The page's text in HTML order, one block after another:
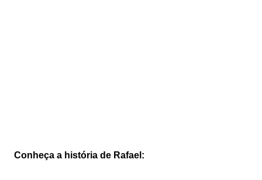
Conheça a história de Rafael: